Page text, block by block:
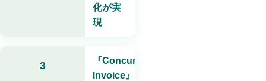
化が実
現
3
『Concur
Invoice』